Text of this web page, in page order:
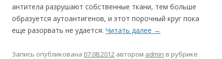
антитела разрушают собственные ткани, тем больше
образуется аутоантигенов, и этот порочный круг пока
еще разорвать не удается. Читать далее →
Запись опубликована 07.08.2012 автором admin в рубрике